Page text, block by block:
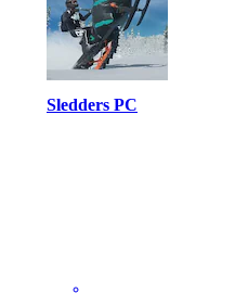
Sledders PC